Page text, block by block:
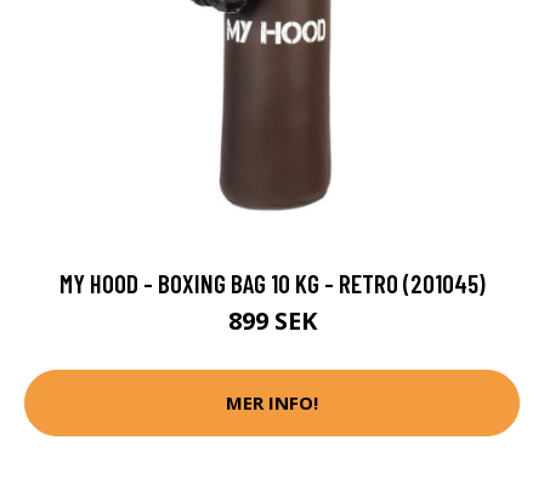
MY HOOD - BOXING BAG 10 KG - RETRO (201045)
899 SEK
MER INFO!